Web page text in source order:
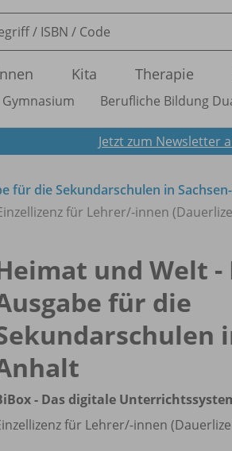
Kita Therapie
Gymnasium Berufliche Bildung
Jetzt zum Newsletter
für die Sekundarschulen in
für Lehrer/-innen
und Welt -
für die
- Das digitale
für Lehrer/-innen